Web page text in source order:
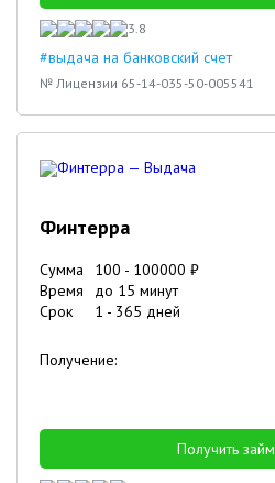
3.8
#выдача на банковский счет
№ Лицензии 65-14-035-50-005541
Финтерра
Сумма 100 - 100000 ₽
Время
до 15 минут
Срок
1 - 365 дней
Получение:
Получить займ